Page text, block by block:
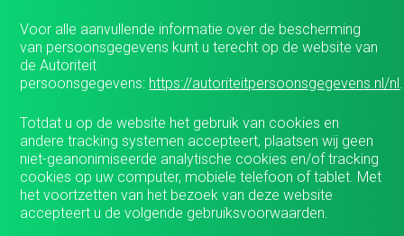
Voor alle aanvullende informatie over de bescherming
van persoonsgegevens kunt u terecht op de website van
de Autoriteit
persoonsgegevens: https://autoriteitpersoonsgegevens.nl/nl.
Totdat u op de website het gebruik van cookies en
andere tracking systemen accepteert, plaatsen wij geen
niet-geanonimiseerde analytische cookies en/of tracking
cookies op uw computer, mobiele telefoon of tablet. Met
het voortzetten van het bezoek van deze website
accepteert u de volgende gebruiksvoorwaarden.